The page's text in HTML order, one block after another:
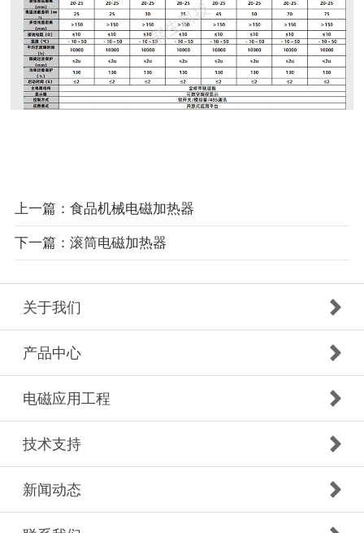
上一篇：食品机械电磁加热器
下一篇：滚筒电磁加热器
关于我们
产品中心
电磁应用工程
技术支持
新闻动态